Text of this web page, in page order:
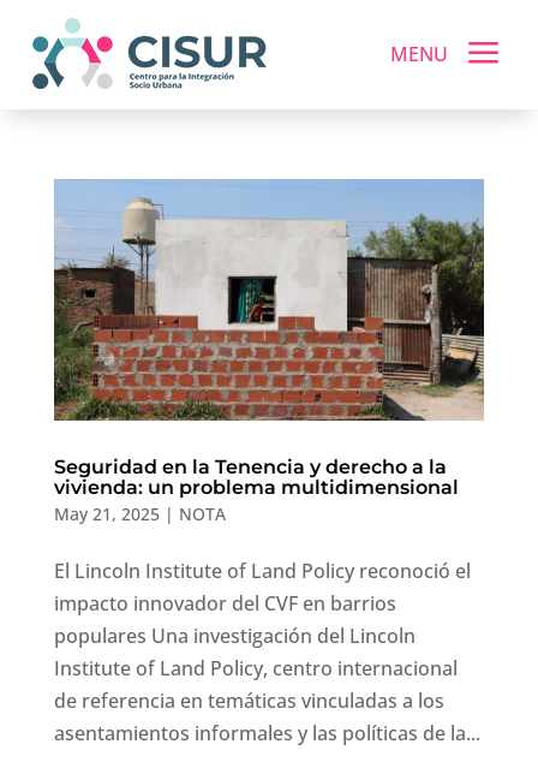
MENU a
Seguridad en la Tenencia y derecho a la
vivienda: un problema multidimensional
May 21, 2025| NOTA
El Lincoln Institute of Land Policy reconoció el
impacto innovador del CVF en barrios
populares Una investigación del Lincoln
Institute of Land Policy, centro internacional
de referencia en temáticas vinculadas a los
asentamientos informales y las políticas de la...